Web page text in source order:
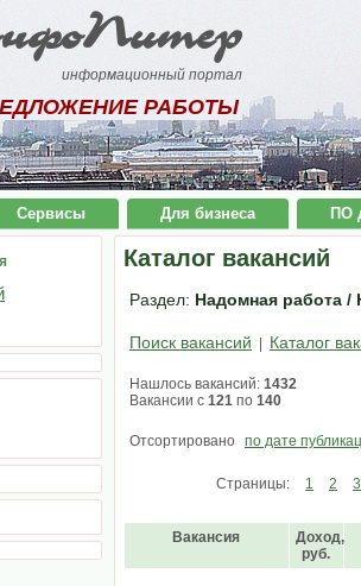
информационный портал
РАБОТЫ
Сервисы Для бизнеса ПО
Каталог вакансий
Раздел: Надомная работа /
Поиск вакансий Каталог
Нашлось вакансий: 1432
Вакансии с 121 по 140
Отсортировано по дате
Страницы: 1 2 3
Вакансия
Доход,
руб.